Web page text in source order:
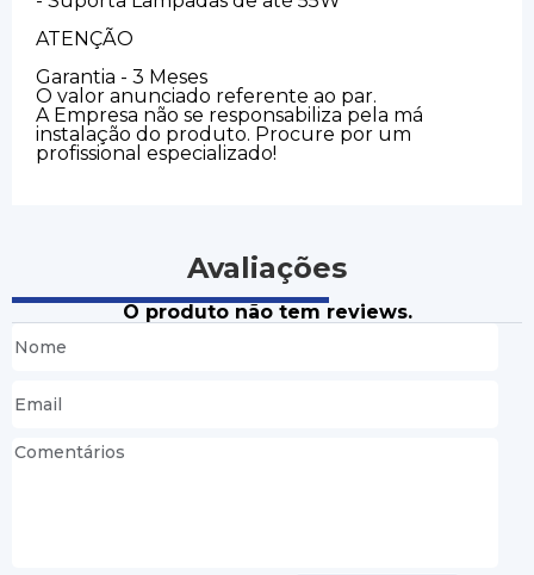
ATENÇÃO
Garantia - 3 Meses
O valor anunciado referente ao par.
A Empresa não se responsabiliza pela má
instalação do produto. Procure por um
profissional especializado!
Avaliações
O produto não tem reviews.